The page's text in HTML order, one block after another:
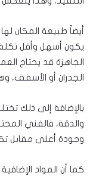
أيضاً طبيعة المكان
يكون أسهل وأقل
الجاهزة قد يحتاج
الجدران أو
بالإضافة إلى ذلك
والدقة، فالفني
وجودة أعلى مقابل
كما أن المواد